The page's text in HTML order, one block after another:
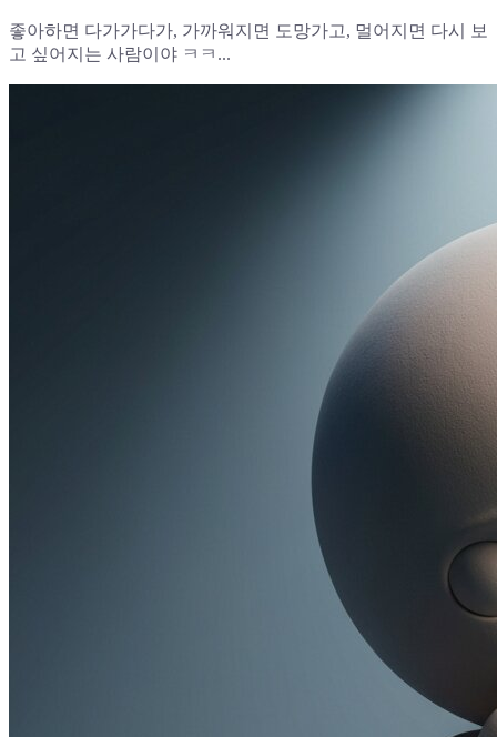
좋아하면 다가가다가, 가까워지면 도망가고, 멀어지면 다시 보
고 싶어지는 사람이야 ㅋㅋ...